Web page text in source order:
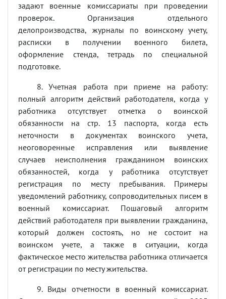
задают военные комиссариаты при проведении
проверок. Организация отдельного
делопроизводства, журналы по воинскому учету,
расписки в получении военного билета,
оформление стенда, тетрадь по специальной
подготовке.
8. Учетная работа при приеме на работу:
полный алгоритм действий работодателя, когда у
работника отсутствует отметка о воинской
обязанности на стр. 13 паспорта, когда есть
неточности в документах воинского учета,
неоговоренные исправления или выявление
случаев неисполнения гражданином воинских
обязанностей, когда у работника отсутствует
регистрация по месту пребывания. Примеры
уведомлений работнику, сопроводительных писем в
военный комиссариат. Пошаговый алгоритм
действий работодателя при выявлении гражданина,
который должен состоять, но не состоит на
воинском учете, а также в ситуации, когда
фактическое место жительства работника отличается
от регистрации по месту жительства.
9. Виды отчетности в военный комиссариат.